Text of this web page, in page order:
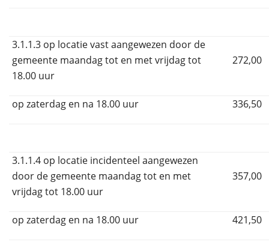
3.1.1.3 op locatie vast aangewezen door de
gemeente maandag tot en met vrijdag tot
18.00 uur
272,00
op zaterdag en na 18.00 uur 336,50
3.1.1.4 op locatie incidenteel aangewezen
door de gemeente maandag tot en met
vrijdag tot 18.00 uur
357,00
op zaterdag en na 18.00 uur 421,50